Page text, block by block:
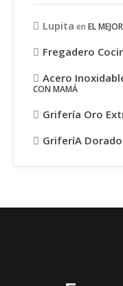
Lupita en EL
Fregadero
Acero
CON MAMÁ
Grifería Oro
GriferíA Dorado